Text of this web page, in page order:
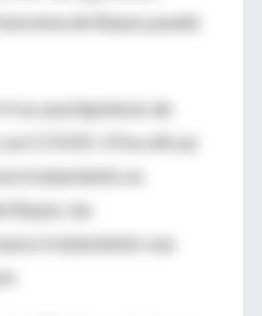
de Bayes puede
es una hipótesis de
COVID-19 es eficaz
tratamiento es
Bayes, las
tratamiento sea